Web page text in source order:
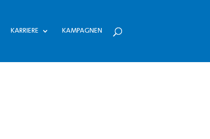
KARRIERE KAMPAGNEN